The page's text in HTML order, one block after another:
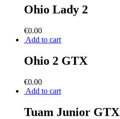
Ohio Lady 2
€0.00
Add to cart
Ohio 2 GTX
€0.00
Add to cart
Tuam Junior GTX